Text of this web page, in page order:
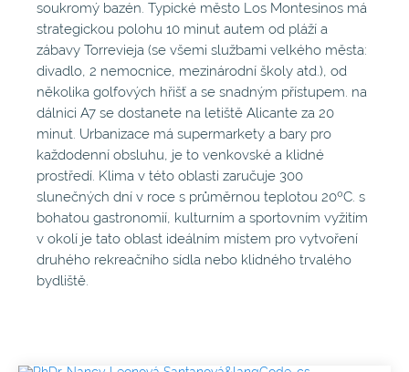
soukromý bazén. Typické město Los Montesinos má
strategickou polohu 10 minut autem od pláží a
zábavy Torrevieja (se všemi službami velkého města:
divadlo, 2 nemocnice, mezinárodní školy atd.), od
několika golfových hřišť a se snadným přístupem. na
dálnici A7 se dostanete na letiště Alicante za 20
minut. Urbanizace má supermarkety a bary pro
každodenní obsluhu, je to venkovské a klidné
prostředí. Klima v této oblasti zaručuje 300
slunečných dní v roce s průměrnou teplotou 20ºC. s
bohatou gastronomií, kulturním a sportovním vyžitím
v okolí je tato oblast ideálním místem pro vytvoření
druhého rekreačního sídla nebo klidného trvalého
bydliště.